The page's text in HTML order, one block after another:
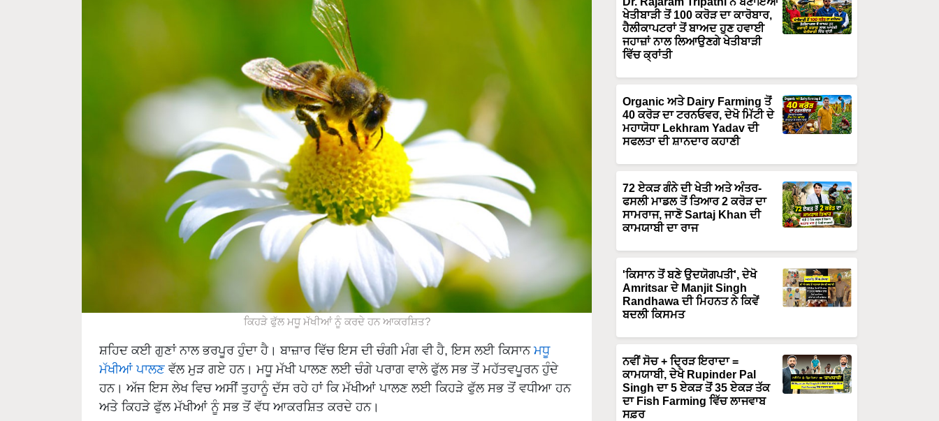
ਕਿਹੜੇ ਫੁੱਲ ਮਧੂ ਮੱਖੀਆਂ ਨੂੰ ਕਰਦੇ ਹਨ ਆਕਰਸ਼ਿਤ?
ਸ਼ਹਿਦ ਕਈ ਗੁਣਾਂ ਨਾਲ ਭਰਪੂਰ ਹੁੰਦਾ ਹੈ। ਬਾਜ਼ਾਰ ਵਿੱਚ ਇਸ ਦੀ ਚੰਗੀ ਮੰਗ ਵੀ ਹੈ, ਇਸ ਲਈ ਕਿਸਾਨਮਧੂ
ਮੱਖੀਆਂ ਪਾਲਣ ਵੱਲ ਮੁੜ ਗਏ ਹਨ। ਮਧੂ ਮੱਖੀ ਪਾਲਣ ਲਈ ਚੰਗੇ ਪਰਾਗ ਵਾਲੇ ਫੁੱਲ ਸਭ ਤੋਂ ਮਹੱਤਵਪੂਰਨ ਹੁੰਦੇ
ਹਨ। ਅੱਜ ਇਸ ਲੇਖ ਵਿਚ ਅਸੀਂ ਤੁਹਾਨੂੰ ਦੱਸ ਰਹੇ ਹਾਂ ਕਿ ਮੱਖੀਆਂ ਪਾਲਣ ਲਈ ਕਿਹੜੇ ਫੁੱਲ ਸਭ ਤੋਂ ਵਧੀਆ ਹਨ
ਅਤੇ ਕਿਹੜੇ ਫੁੱਲ ਮੱਖੀਆਂ ਨੂੰ ਸਭ ਤੋਂ ਵੱਧ ਆਕਰਸ਼ਿਤ ਕਰਦੇ ਹਨ।
ਖੇਤੀਬਾੜੀ ਤੋਂ 100 ਕਰੋੜ ਦਾ ਕਾਰੋਬਾਰ,
ਹੈਲੀਕਾਪਟਰਾਂ ਤੋਂ ਬਾਅਦ ਹੁਣ ਹਵਾਈ
ਜਹਾਜ਼ਾਂ ਨਾਲ ਲਿਆਉਣਗੇ ਖੇਤੀਬਾੜੀ
ਵਿੱਚ ਕ੍ਰਾਂਤੀ
Organic ਅਤੇ Dairy Farming ਤੋਂ
40 ਕਰੋੜ ਦਾ ਟਰਨਓਵਰ, ਦੇਖੋ ਮਿੱਟੀ ਦੇ
ਮਹਾਯੋਧਾ Lekhram Yadav ਦੀ
ਸਫਲਤਾ ਦੀ ਸ਼ਾਨਦਾਰ ਕਹਾਣੀ
72 ਏਕੜ ਗੰਨੇ ਦੀ ਖੇਤੀ ਅਤੇ ਅੰਤਰ-
ਫਸਲੀ ਮਾਡਲ ਤੋਂ ਤਿਆਰ 2 ਕਰੋੜ ਦਾ
ਸਾਮਰਾਜ, ਜਾਣੋ Sartaj Khan ਦੀ
ਕਾਮਯਾਬੀ ਦਾ ਰਾਜ
'ਕਿਸਾਨ ਤੋਂ ਬਣੇ ਉਦਯੋਗਪਤੀ', ਦੇਖੋ
Amritsar ਦੇ Manjit Singh
Randhawa ਦੀ ਮਿਹਨਤ ਨੇ ਕਿਵੇਂ
ਬਦਲੀ ਕਿਸਮਤ
ਨਵੀਂ ਸੋਚ + ਦ੍ਰਿੜ ਇਰਾਦਾ =
ਕਾਮਯਾਬੀ, ਦੇਖੋ Rupinder Pal
Singh ਦਾ 5 ਏਕੜ ਤੋਂ 35 ਏਕੜ ਤੱਕ
ਦਾ Fish Farming ਵਿੱਚ ਲਾਜਵਾਬ
ਸਫ਼ਰ